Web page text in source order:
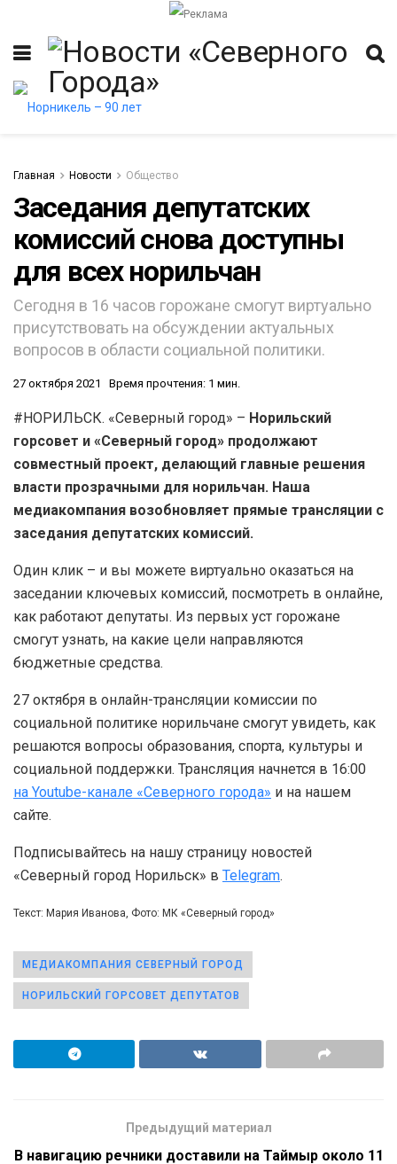
Главная Новости Общество
Заседания депутатских
комиссий снова доступны
для всех норильчан
Сегодня в 16 часов горожане смогут виртуально
присутствовать на обсуждении актуальных
вопросов в области социальной политики.
27 октября 2021 Время прочтения: 1 мин.
#НОРИЛЬСК. «Северный город» – Норильский
горсовет и «Северный город» продолжают
совместный проект, делающий главные решения
власти прозрачными для норильчан. Наша
медиакомпания возобновляет прямые трансляции с
заседания депутатских комиссий.
Один клик – и вы можете виртуально оказаться на
заседании ключевых комиссий, посмотреть в онлайне,
как работают депутаты. Из первых уст горожане
смогут узнать, на какие цели направляются
бюджетные средства.
27 октября в онлайн-трансляции комиссии по
социальной политике норильчане смогут увидеть, как
решаются вопросы образования, спорта, культуры и
социальной поддержки. Трансляция начнется в 16:00
на Youtube-канале «Северного города» и на нашем
сайте.
Подписывайтесь на нашу страницу новостей
«Северный город Норильск» в Telegram.
Текст: Мария Иванова, Фото: МК «Северный город»
МЕДИАКОМПАНИЯ СЕВЕРНЫЙ ГОРОД
НОРИЛЬСКИЙ ГОРСОВЕТ ДЕПУТАТОВ
Предыдущий материал
В навигацию речники доставили на Таймыр около 11